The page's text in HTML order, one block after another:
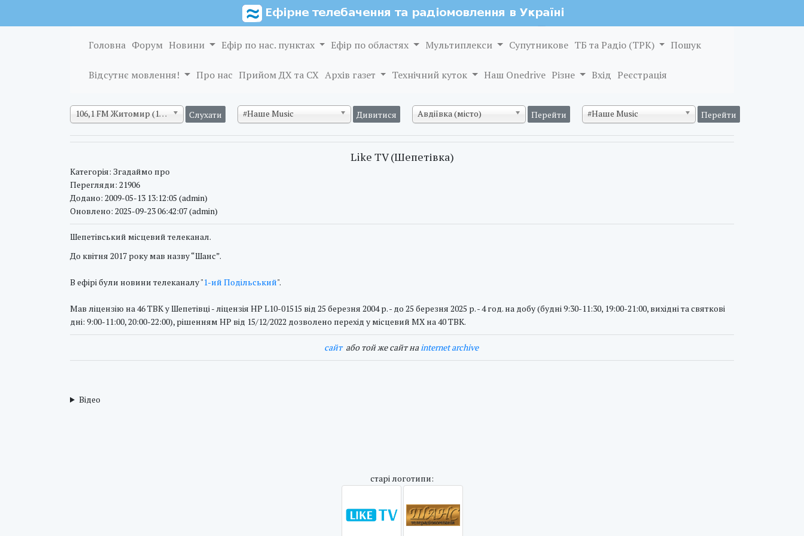
Головна Форум Новини Ефір по нас. пунктах Ефір по областях Мультиплекси Супутникове ТБ та Радіо (ТРК) Пошук
Відсутнє мовлення! Про нас Прийом ДХ та СХ Архів газет Технічний куток Наш Onedrive Різне Вхід Реєстрація
106,1 FM Житомир (128 кб/с) #Наше Music Авдіївка (місто) #Наше Music
Like TV (Шепетівка)
Категорія: Згадаймо про
Перегляди: 21906
Додано: 2009-05-13 13:12:05 (admin)
Оновлено: 2025-09-23 06:42:07 (admin)
Шепетівський місцевий телеканал.
До квітня 2017 року мав назву “Шанс”.
В ефірі були новини телеканалу "1-ий Подільський".
Мав ліцензію на 46 ТВК у Шепетівці - ліцензія НР L10-01515 від 25 березня 2004 р. - до 25 березня 2025 р. - 4 год. на добу (будні 9:30-11:30, 19:00-21:00, вихідні та святкові
дні: 9:00-11:00, 20:00-22:00), рішенням НР від 15/12/2022 дозволено перехід у місцевий МХ на 40 ТВК.
cайтабо той же сайт наinternet archive
Відео
cтарі логотипи: